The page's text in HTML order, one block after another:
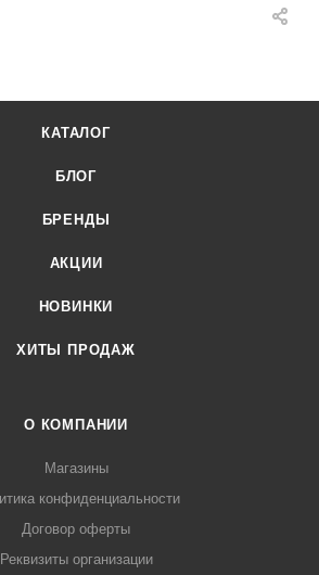
КАТАЛОГ
БЛОГ
БРЕНДЫ
АКЦИИ
НОВИНКИ
ХИТЫ ПРОДАЖ
О КОМПАНИИ
Магазины
конфиденциальности
Договор оферты
Реквизиты организации